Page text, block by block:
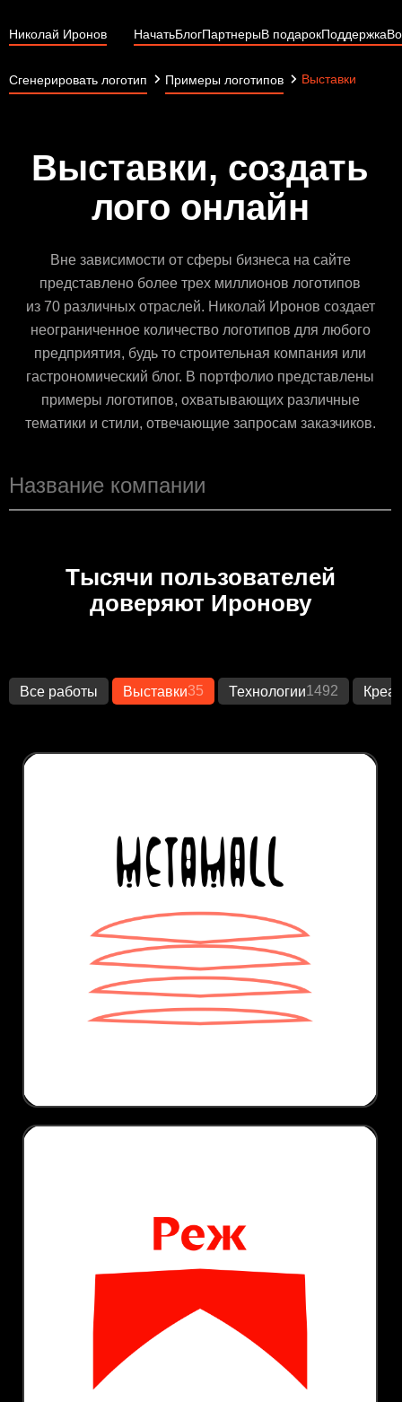
Николай Иронов НачатьБлогПартнерыВ подарокПоддержка
Сгенерировать логотип Примеры логотипов Выставки
Выставки, создать
лого онлайн
Вне зависимости от сферы бизнеса на сайте
представлено более трех миллионов логотипов
из 70 различных отраслей. Николай Иронов создает
неограниченное количество логотипов для любого
предприятия, будь то строительная компания или
гастрономический блог. В портфолио представлены
примеры логотипов, охватывающих различные
тематики и стили, отвечающие запросам заказчиков.
Тысячи пользователей
доверяют Иронову
Все работы Выставки35 Технологии1492